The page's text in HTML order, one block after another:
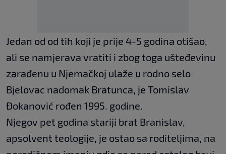
Jedan od od tih koji je prije 4-5 godina otišao,
ali se namjerava vratiti i zbog toga ušteđevinu
zarađenu u Njemačkoj ulaže u rodno selo
Bjelovac nadomak Bratunca, je Tomislav
Đokanović rođen 1995. godine.
Njegov pet godina stariji brat Branislav,
apsolvent teologije, je ostao sa roditeljima, na